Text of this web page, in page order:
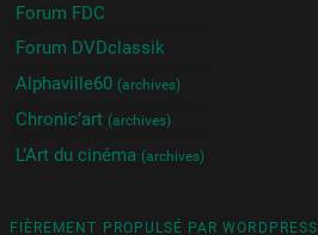
Forum FDC
Forum DVDclassik
Alphaville60 (archives)
Chronic’art (archives)
L’Art du cinéma (archives)
FIÈREMENT PROPULSÉ PAR WORDPRESS